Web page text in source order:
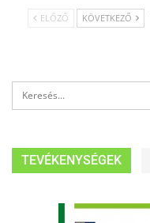
ELŐZŐ KÖVETKEZŐ
TEVÉKENYSÉGEK